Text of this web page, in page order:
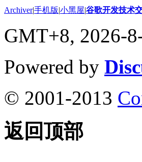
Archiver|手机版|小黑屋|谷歌开发技术
GMT+8, 2026-
Powered by
© 2001-2013
返回顶部